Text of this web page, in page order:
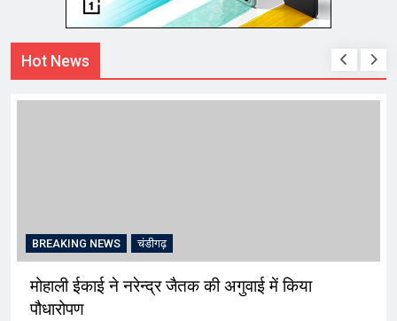
Hot News
BREAKING NEWS चंडीगढ़
मोहाली ईकाई ने नरेन्द्र जैतक की अगुवाई में किया
पौधारोपण